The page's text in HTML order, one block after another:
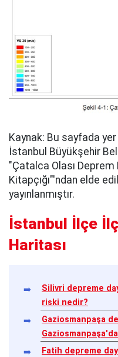
Kaynak: Bu sayfada
İstanbul Büyükşehir
"Çatalca Olası Deprem
Kitapçığı"'ndan elde
yayınlanmıştır.
İstanbul İlçe
Haritası
Silivri depreme
riski nedir?
Gaziosmanpaşa
Fatih depreme